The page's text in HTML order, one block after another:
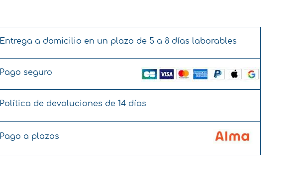
Entrega a domicilio en un plazo de 5 a 8 días laborables
Pago seguro
Política de devoluciones de 14 días
Pago a plazos